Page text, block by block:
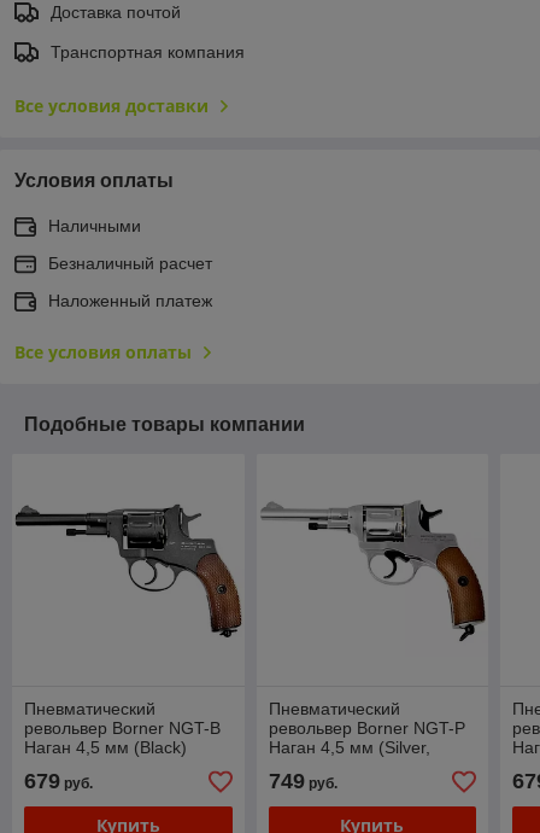
Доставка почтой
Транспортная компания
Все условия доставки
Условия оплаты
Наличными
Безналичный расчет
Наложенный платеж
Все условия оплаты
Подобные товары компании
Пневматический
револьвер Borner NGT-B
Наган 4,5 мм (Black)
679 руб.
Купить
Пневматический
револьвер Borner NGT-P
Наган 4,5 мм (Silver,
749руб.
Купить